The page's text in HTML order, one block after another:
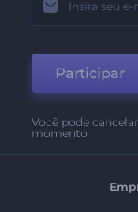
Participar
Você pode
momento